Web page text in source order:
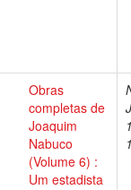
Obras
completas de
Joaquim
Nabuco
(Volume 6) :
Um estadista